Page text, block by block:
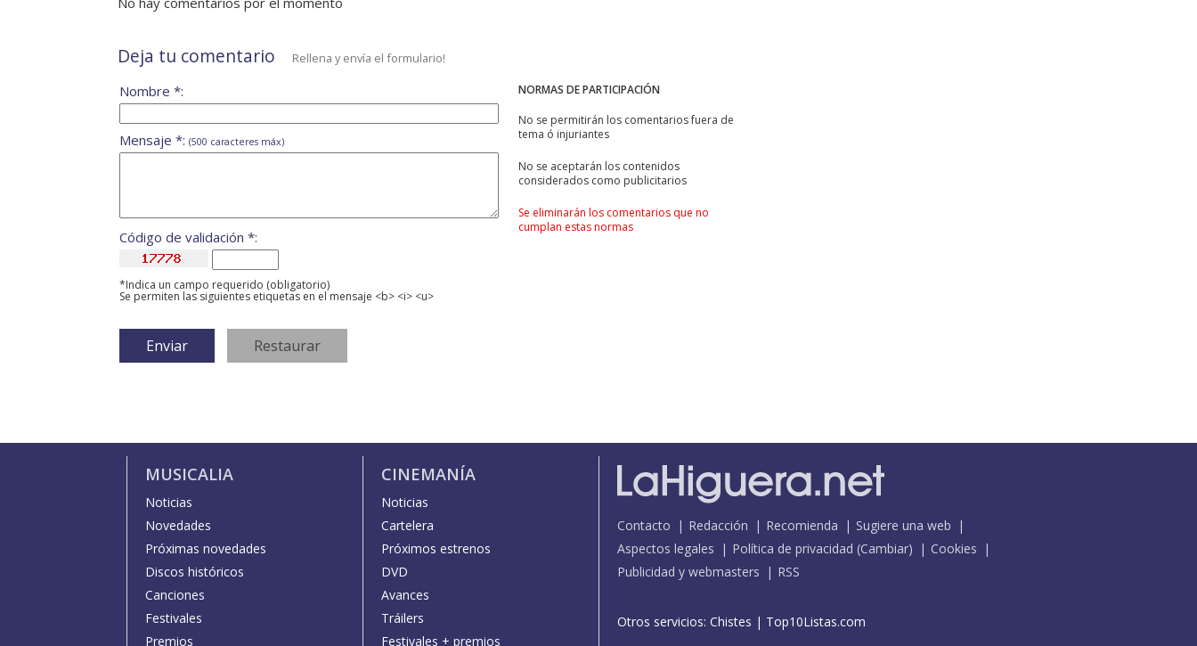
Deja tu comentario Rellena y envía el formulario!
NORMAS DE PARTICIPACIÓN
No se permitirán los comentarios fuera de
tema ó injuriantes
No se aceptarán los contenidos
considerados como publicitarios
Se eliminarán los comentarios que no
cumplan estas normas
Nombre *:
Mensaje *: (500 caracteres máx)
Código de validación *:
*Indica un campo requerido (obligatorio)
Se permiten las siguientes etiquetas en el mensaje <b> <i> <u>
MUSICALIA
Noticias
Novedades
Próximas novedades
Discos históricos
Canciones
Festivales
Premios
CINEMANÍA
Noticias
Cartelera
Próximos estrenos
DVD
Avances
Tráilers
Festivales + premios
Contacto Redacción Recomienda
Sugiere una web
Aspectos legales
Política de privacidad (Cambiar)
Cookies
Publicidad y webmasters
RSS
Otros servicios: Chistes | Top10Listas.com